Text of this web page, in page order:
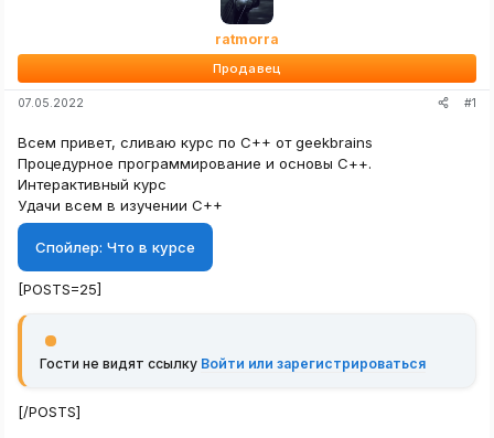
ratmorra
Продавец
07.05.2022 #1
Всем привет, сливаю курс по C++ от geekbrains
Процедурное программирование и основы С++.
Интерактивный курс
Удачи всем в изучении C++
Спойлер: Что в курсе
[POSTS=25]
Гости не видят ссылку Войти или зарегистрироваться
[/POSTS]